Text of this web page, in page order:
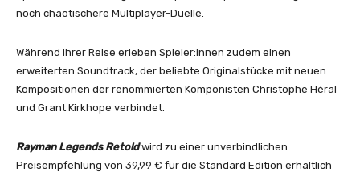
noch chaotischere Multiplayer-Duelle.
Während ihrer Reise erleben Spieler:innen zudem einen
erweiterten Soundtrack, der beliebte Originalstücke mit neuen
Kompositionen der renommierten Komponisten Christophe Héral
und Grant Kirkhope verbindet.
Rayman Legends Retold wird zu einer unverbindlichen
Preisempfehlung von 39,99 € für die Standard Edition erhältlich